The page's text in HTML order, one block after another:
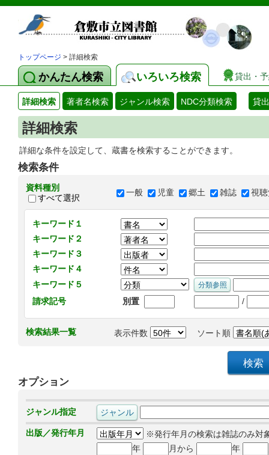
トップページ > 詳細検索
かんたん検索 いろいろ検索 貸出・
詳細検索 著者名検索 ジャンル検索 NDC分類検索 貸
詳細検索
詳細な条件を設定して、蔵書を検索することができます。
検索条件
資料種別
すべて選択
一般 児童 郷土 雑誌 視
キーワード１
キーワード２
キーワード３
キーワード４
キーワード５
請求記号
別置 /
検索結果一覧 表示件数 ソート順
オプション
ジャンル指定
出版／発行年月
※発行年月の検索は雑誌のみ対
年
月から 年